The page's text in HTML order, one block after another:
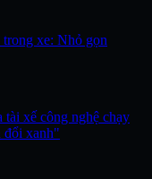
xe: Nhỏ gọn
xế công nghệ chạy
đổi xanh"